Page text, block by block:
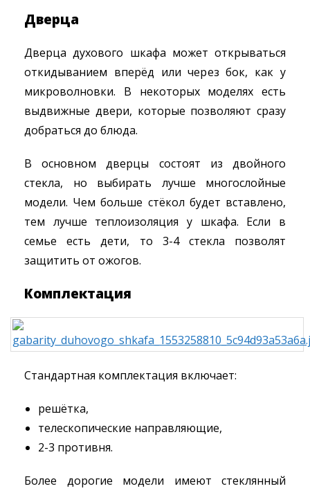
Дверца
Дверца духового шкафа может открываться
откидыванием вперёд или через бок, как у
микроволновки. В некоторых моделях есть
выдвижные двери, которые позволяют сразу
добраться до блюда.
В основном дверцы состоят из двойного
стекла, но выбирать лучше многослойные
модели. Чем больше стёкол будет вставлено,
тем лучше теплоизоляция у шкафа. Если в
семье есть дети, то 3-4 стекла позволят
защитить от ожогов.
Комплектация
Стандартная комплектация включает:
решётка,
телескопические направляющие,
2-3 противня.
Более дорогие модели имеют стеклянный